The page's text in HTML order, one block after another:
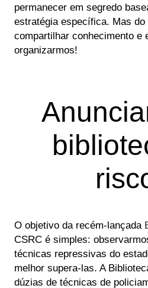
permanecer em segredo
estratégia específica. Mas
compartilhar conhecimento e
organizarmos!
O objetivo da recém-lançada
CSRC é simples:
técnicas repressivas do
melhor supera-las. A
dúzias de técnicas de